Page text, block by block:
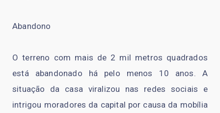
Abandono
O terreno com mais de 2 mil metros quadrados
está abandonado há pelo menos 10 anos. A
situação da casa viralizou nas redes sociais e
intrigou moradores da capital por causa da mobília